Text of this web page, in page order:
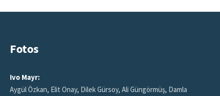
Fotos
Ivo Mayr:
Aygül Özkan, Elit Onay, Dilek Gürsoy, Ali Güngörmüş, Damla